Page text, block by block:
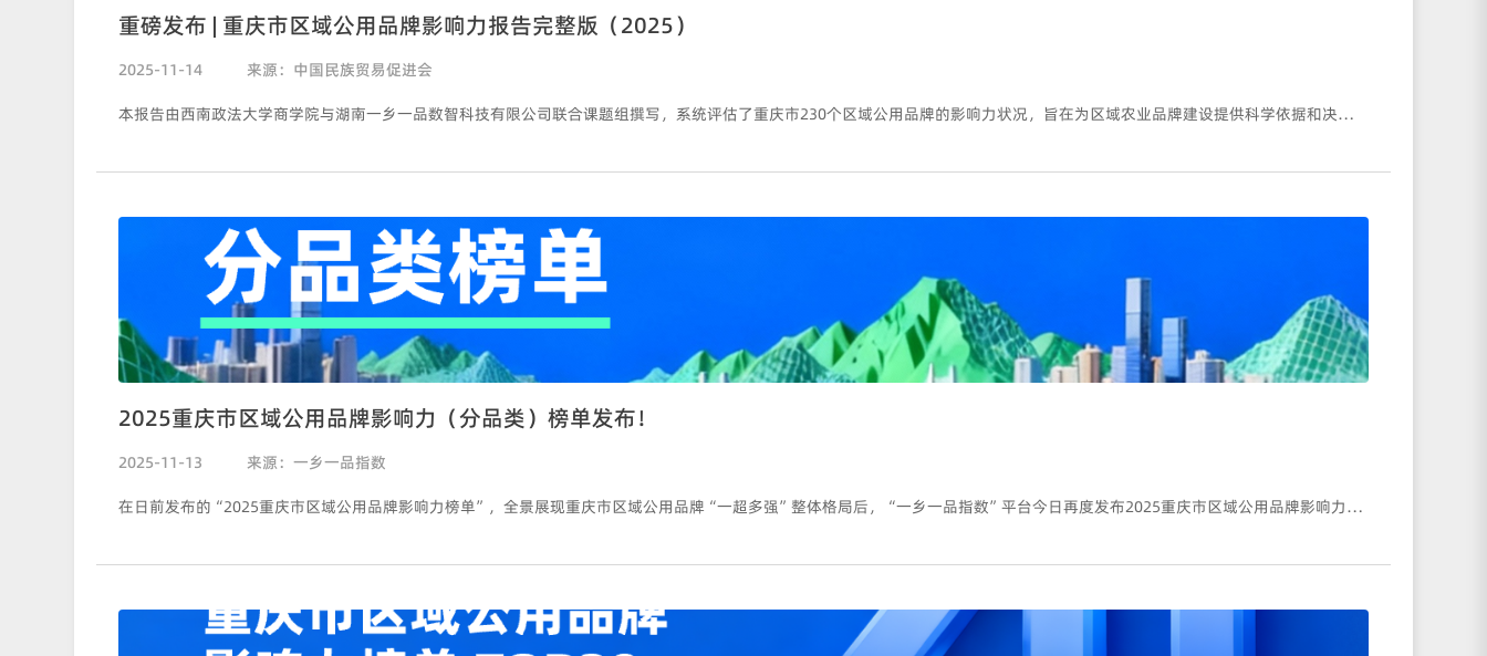
重磅发布 | 重庆市区域公用品牌影响力报告完整版（2025）
2025-11-14
来源：中国民族贸易促进会
本报告由西南政法大学商学院与湖南一乡一品数智科技有限公司联合课题组撰写，系统评估了重庆市230个区域公用品牌的影响力状况，旨在为区域农业品牌建设提供科学依据和决策参考。研究构建了涵盖新媒体声量、消费者主动关注度、国字号权威认证及地方政府关切度的综合评价指标体系，通过多源数据采集与量化分析，全面衡量品牌在知名度、认可度、美誉度与支持度方面的表现。研究显示，重庆已形成品类丰富、结构完整的品牌体系，果品（55个）和蔬菜（52个）占主导地位。涪陵榨菜、万州烤鱼、巫山脆李、荣昌猪和奉节脐橙位列综合影响力前五，呈现出“一超多强、集群发展”的格局。
2025重庆市区域公用品牌影响力（分品类）榜单发布！
2025-11-13
来源：一乡一品指数
在日前发布的“2025重庆市区域公用品牌影响力榜单”，全景展现重庆市区域公用品牌“一超多强”整体格局后，“一乡一品指数”平台今日再度发布2025重庆市区域公用品牌影响力分品类榜单，旨在从产业赛道、消费场景等维度进行深度解构，揭示重庆农业品牌发展的多元化与潜力点。